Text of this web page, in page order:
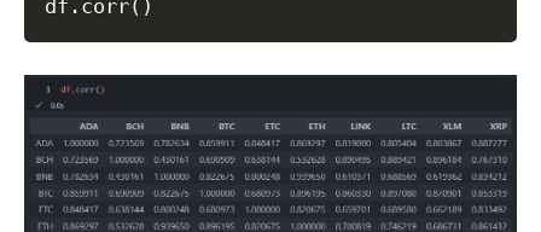
df . corr( )